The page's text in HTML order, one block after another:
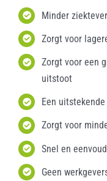
Minder
Zorgt voor
Zorgt voor een
uitstoot
Een
Zorgt voor
Snel en
Geen